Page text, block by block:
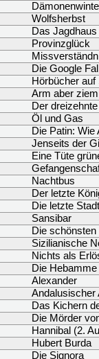
Wolfsherbst
Das
Provinzglück
Die Google
Hörbücher
Arm aber
Der
Öl und Gas
Die Patin:
Jenseits der
Eine Tüte
Nachtbus
Der letzte
Die letzte
Sansibar
Die
Sizilianische
Nichts als
Die
Alexander
Andalusischer
Das Kichern
Die Mörder
Hannibal (2.
Hubert Burda
Die Signora